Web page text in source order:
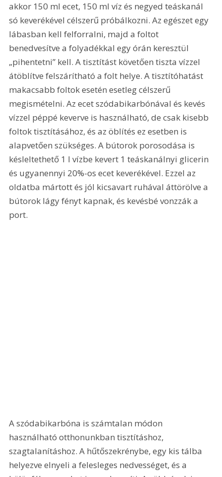
akkor 150 ml ecet, 150 ml víz és negyed teáskanál
só keverékével célszerű próbálkozni. Az egészet egy
lábasban kell felforralni, majd a foltot
benedvesítve a folyadékkal egy órán keresztül
„pihentetni” kell. A tisztítást követően tiszta vízzel
átöblítve felszárítható a folt helye. A tisztítóhatást
makacsabb foltok esetén esetleg célszerű
megismételni. Az ecet szódabikarbónával és kevés
vízzel péppé keverve is használható, de csak kisebb
foltok tisztításához, és az öblítés ez esetben is
alapvetően szükséges. A bútorok porosodása is
késleltethető 1 l vízbe kevert 1 teáskanálnyi glicerin
és ugyanennyi 20%-os ecet keverékével. Ezzel az
oldatba mártott és jól kicsavart ruhával áttörölve a
bútorok lágy fényt kapnak, és kevésbé vonzzák a
port.
A szódabikarbóna is számtalan módon
használható otthonunkban tisztításhoz,
szagtalanításhoz. A hűtőszekrénybe, egy kis tálba
helyezve elnyeli a felesleges nedvességet, és a